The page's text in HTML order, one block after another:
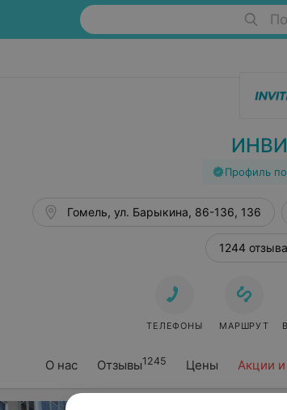
Профиль
О нас Отзывы1245 Цены Акции и
Гомель, ул. Барыкина, 86-136, 136
1244 отзыва
ТЕЛЕФОНЫ МАРШРУТ